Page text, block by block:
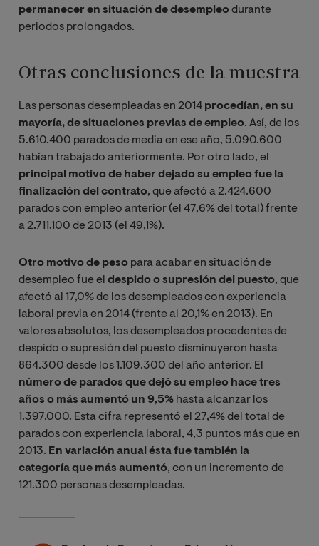
permanecer en situación de desempleodurante
periodos prolongados.
Otras conclusiones de la muestra
Las personas desempleadas en 2014 procedían, en su
mayoría, de situaciones previas de empleo. Así, de los
5.610.400 parados de media en ese año, 5.090.600
habían trabajado anteriormente. Por otro lado, el
principal motivo de haber dejado su empleo fue la
finalización del contrato, que afectó a 2.424.600
parados con empleo anterior (el 47,6% del total) frente
a 2.711.100 de 2013 (el 49,1%).
Otro motivo de peso para acabar en situación de
desempleo fue el despido o supresión del puesto, que
afectó al 17,0% de los desempleados con experiencia
laboral previa en 2014 (frente al 20,1% en 2013). En
valores absolutos, los desempleados procedentes de
despido o supresión del puesto disminuyeron hasta
864.300 desde los 1.109.300 del año anterior. El
número de parados que dejó su empleo hace tres
años o más aumentó un 9,5% hasta alcanzar los
1.397.000. Esta cifra representó el 27,4% del total de
parados con experiencia laboral, 4,3 puntos más que en
2013. En variación anual ésta fue también la
categoría que más aumentó, con un incremento de
121.300 personas desempleadas.